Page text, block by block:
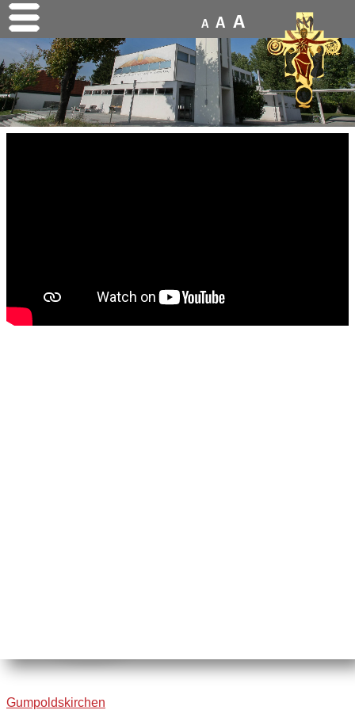
A A A
Gumpoldskirchen